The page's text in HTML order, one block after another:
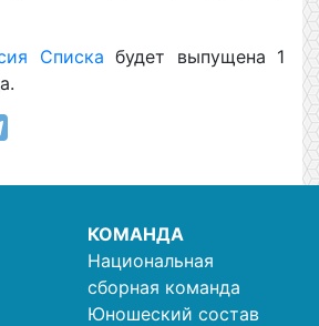
Списка будет выпущена 1
КОМАНДА
Национальная
сборная команда
Юношеский состав